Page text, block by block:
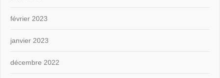
février 2023
janvier 2023
décembre 2022